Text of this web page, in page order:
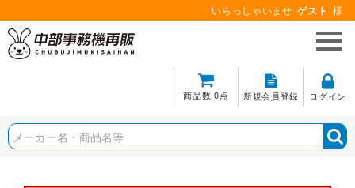
いらっしゃいませ ゲスト 様
新規会員登録 ログイン
商品数 0点